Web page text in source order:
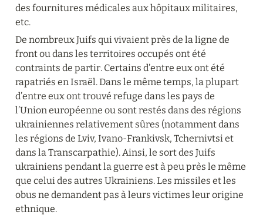
des fournitures médicales aux hôpitaux militaires,
etc.
De nombreux Juifs qui vivaient près de la ligne de
front ou dans les territoires occupés ont été
contraints de partir. Certains d’entre eux ont été
rapatriés en Israël. Dans le même temps, la plupart
d’entre eux ont trouvé refuge dans les pays de
l’Union européenne ou sont restés dans des régions
ukrainiennes relativement sûres (notamment dans
les régions de Lviv, Ivano-Frankivsk, Tchernivtsi et
dans la Transcarpathie). Ainsi, le sort des Juifs
ukrainiens pendant la guerre est à peu près le même
que celui des autres Ukrainiens. Les missiles et les
obus ne demandent pas à leurs victimes leur origine
ethnique.